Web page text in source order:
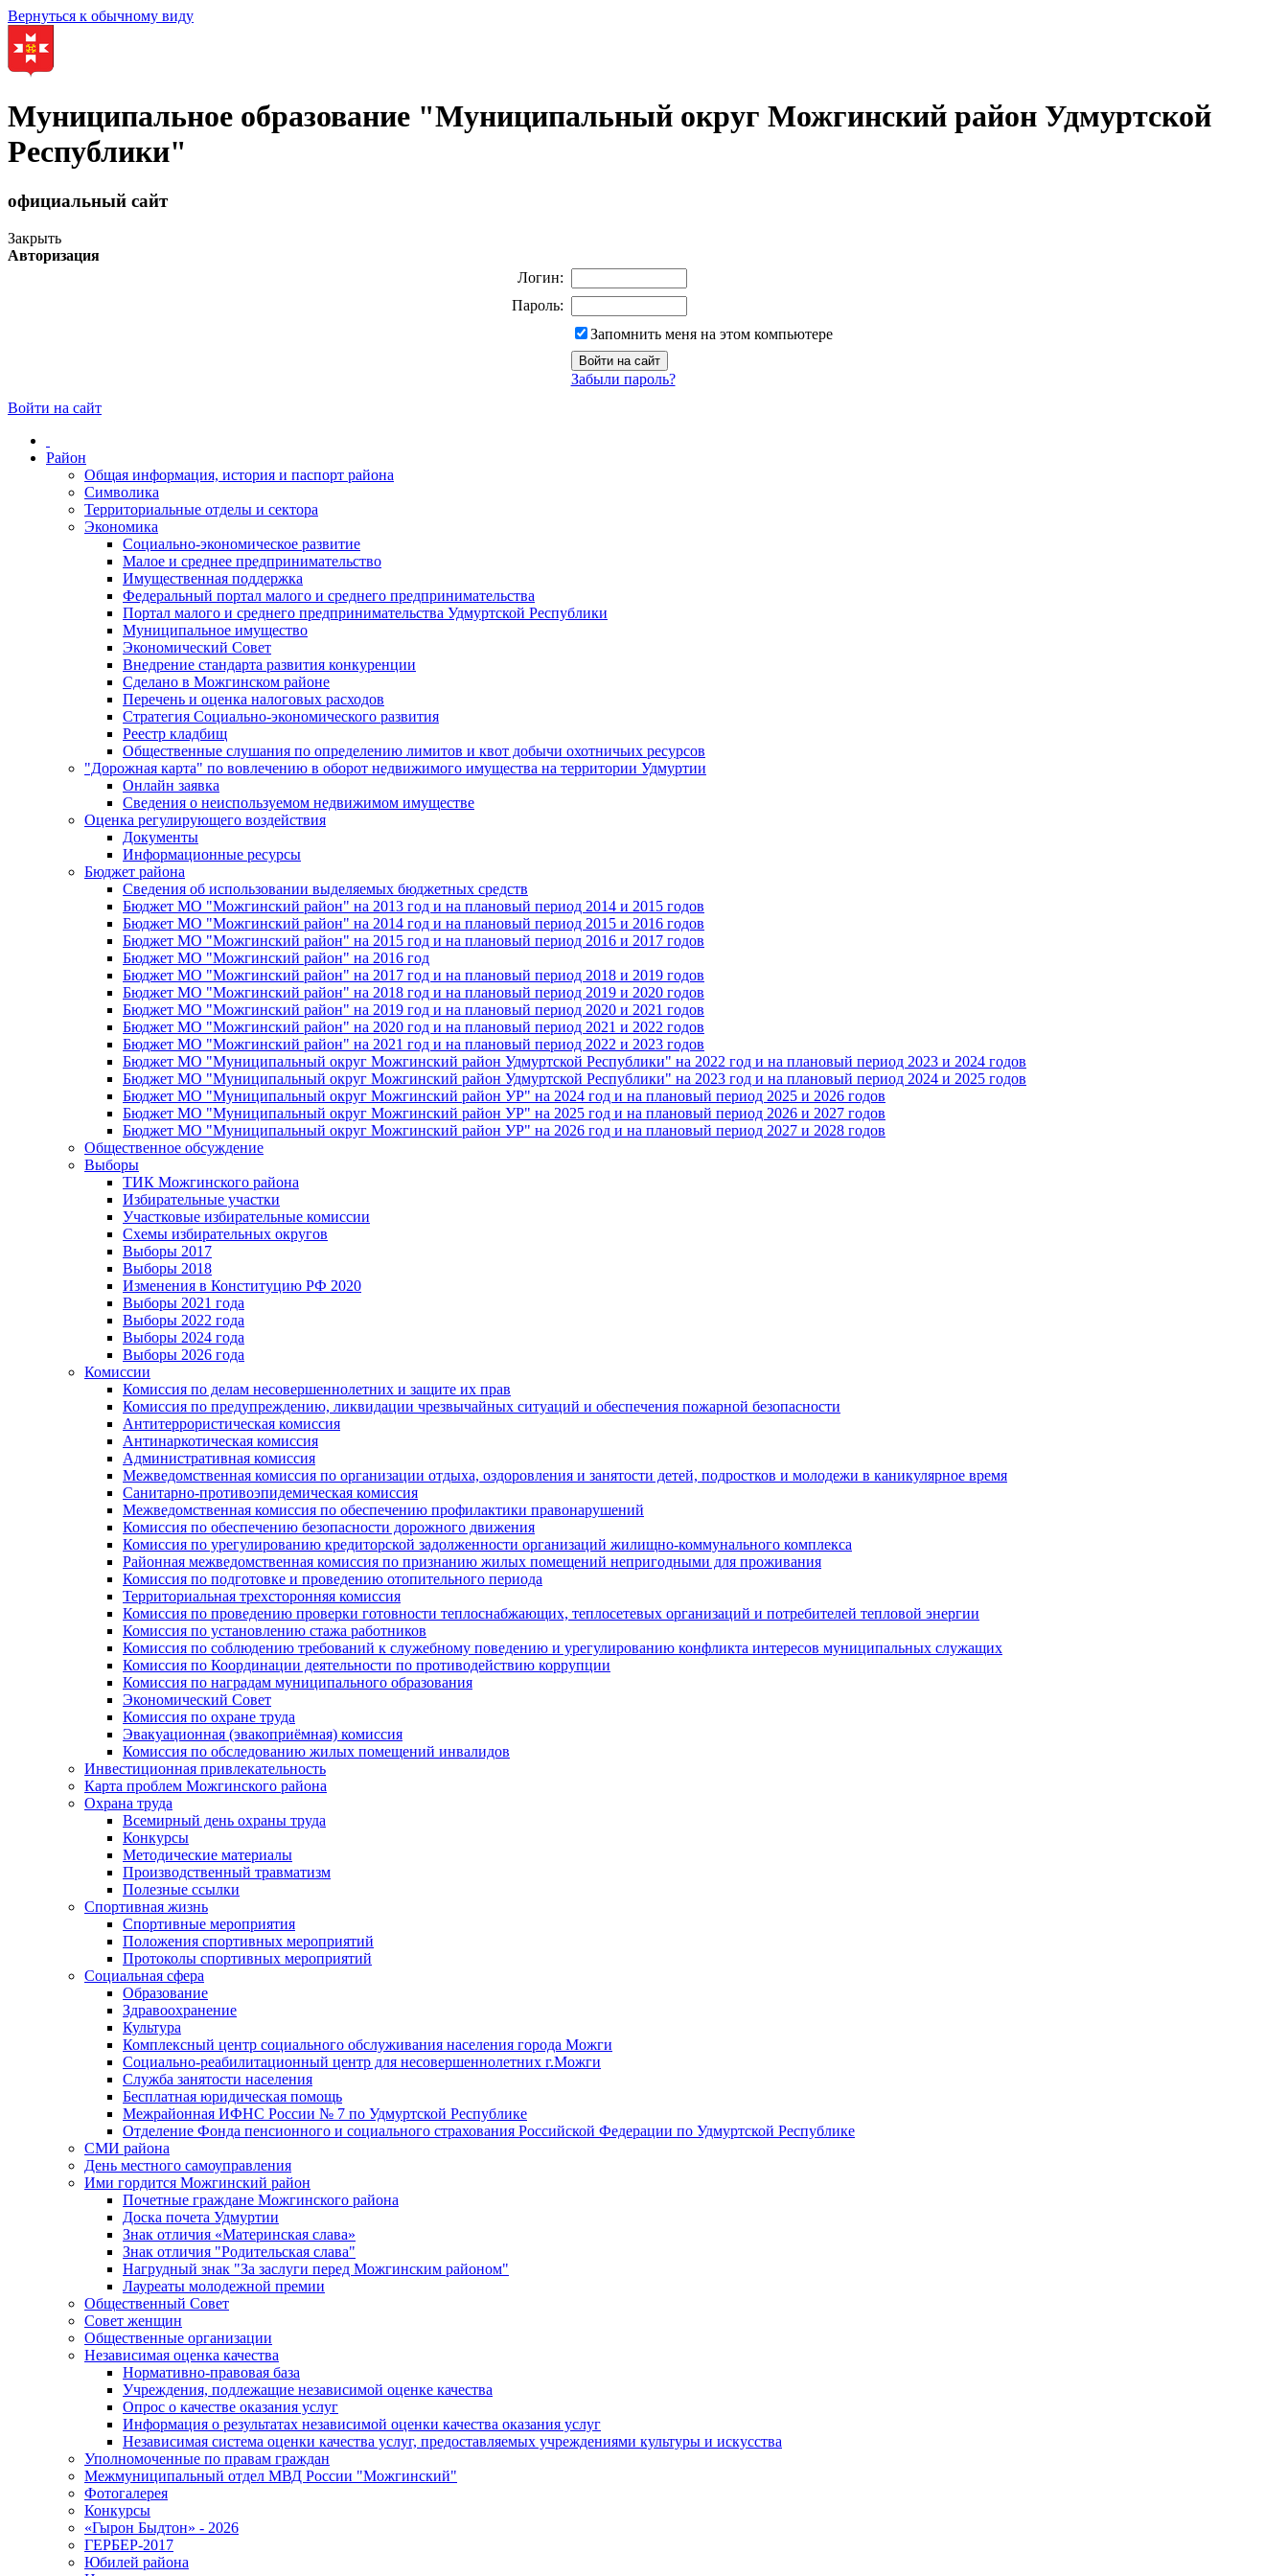
Вернуться к обычному виду
Муниципальное образование "Муниципальный округ Можгинский район Удмуртской
Республики"
официальный сайт
Закрыть
Авторизация
Логин:
Пароль:
Запомнить меня на этом компьютере
Забыли пароль?
Войти на сайт
Район
Общая информация, история и паспорт района
Символика
Территориальные отделы и сектора
Экономика
Социально-экономическое развитие
Малое и среднее предпринимательство
Имущественная поддержка
Федеральный портал малого и среднего предпринимательства
Портал малого и среднего предпринимательства Удмуртской Республики
Муниципальное имущество
Экономический Совет
Внедрение стандарта развития конкуренции
Сделано в Можгинском районе
Перечень и оценка налоговых расходов
Стратегия Социально-экономического развития
Реестр кладбищ
Общественные слушания по определению лимитов и квот добычи охотничьих ресурсов
"Дорожная карта" по вовлечению в оборот недвижимого имущества на территории Удмуртии
Онлайн заявка
Сведения о неиспользуемом недвижимом имуществе
Оценка регулирующего воздействия
Документы
Информационные ресурсы
Бюджет района
Сведения об использовании выделяемых бюджетных средств
Бюджет МО "Можгинский район" на 2013 год и на плановый период 2014 и 2015 годов
Бюджет МО "Можгинский район" на 2014 год и на плановый период 2015 и 2016 годов
Бюджет МО "Можгинский район" на 2015 год и на плановый период 2016 и 2017 годов
Бюджет МО "Можгинский район" на 2016 год
Бюджет МО "Можгинский район" на 2017 год и на плановый период 2018 и 2019 годов
Бюджет МО "Можгинский район" на 2018 год и на плановый период 2019 и 2020 годов
Бюджет МО "Можгинский район" на 2019 год и на плановый период 2020 и 2021 годов
Бюджет МО "Можгинский район" на 2020 год и на плановый период 2021 и 2022 годов
Бюджет МО "Можгинский район" на 2021 год и на плановый период 2022 и 2023 годов
Бюджет МО "Муниципальный округ Можгинский район Удмуртской Республики" на 2022 год и на плановый период 2023 и 2024 годов
Бюджет МО "Муниципальный округ Можгинский район Удмуртской Республики" на 2023 год и на плановый период 2024 и 2025 годов
Бюджет МО "Муниципальный округ Можгинский район УР" на 2024 год и на плановый период 2025 и 2026 годов
Бюджет МО "Муниципальный округ Можгинский район УР" на 2025 год и на плановый период 2026 и 2027 годов
Бюджет МО "Муниципальный округ Можгинский район УР" на 2026 год и на плановый период 2027 и 2028 годов
Общественное обсуждение
Выборы
ТИК Можгинского района
Избирательные участки
Участковые избирательные комиссии
Схемы избирательных округов
Выборы 2017
Выборы 2018
Изменения в Конституцию РФ 2020
Выборы 2021 года
Выборы 2022 года
Выборы 2024 года
Выборы 2026 года
Комиссии
Комиссия по делам несовершеннолетних и защите их прав
Комиссия по предупреждению, ликвидации чрезвычайных ситуаций и обеспечения пожарной безопасности
Антитеррористическая комиссия
Антинаркотическая комиссия
Административная комиссия
Межведомственная комиссия по организации отдыха, оздоровления и занятости детей, подростков и молодежи в каникулярное время
Санитарно-противоэпидемическая комиссия
Межведомственная комиссия по обеспечению профилактики правонарушений
Комиссия по обеспечению безопасности дорожного движения
Комиссия по урегулированию кредиторской задолженности организаций жилищно-коммунального комплекса
Районная межведомственная комиссия по признанию жилых помещений непригодными для проживания
Комиссия по подготовке и проведению отопительного периода
Территориальная трехсторонняя комиссия
Комиссия по проведению проверки готовности теплоснабжающих, теплосетевых организаций и потребителей тепловой энергии
Комиссия по установлению стажа работников
Комиссия по соблюдению требований к служебному поведению и урегулированию конфликта интересов муниципальных служащих
Комиссия по Координации деятельности по противодействию коррупции
Комиссия по наградам муниципального образования
Экономический Совет
Комиссия по охране труда
Эвакуационная (эвакоприёмная) комиссия
Комиссия по обследованию жилых помещений инвалидов
Инвестиционная привлекательность
Карта проблем Можгинского района
Охрана труда
Всемирный день охраны труда
Конкурсы
Методические материалы
Производственный травматизм
Полезные ссылки
Спортивная жизнь
Спортивные мероприятия
Положения спортивных мероприятий
Протоколы спортивных мероприятий
Социальная сфера
Образование
Здравоохранение
Культура
Комплексный центр социального обслуживания населения города Можги
Социально-реабилитационный центр для несовершеннолетних г.Можги
Служба занятости населения
Бесплатная юридическая помощь
Межрайонная ИФНС России № 7 по Удмуртской Республике
Отделение Фонда пенсионного и социального страхования Российской Федерации по Удмуртской Республике
СМИ района
День местного самоуправления
Ими гордится Можгинский район
Почетные граждане Можгинского района
Доска почета Удмуртии
Знак отличия «Материнская слава»
Знак отличия "Родительская слава"
Нагрудный знак "За заслуги перед Можгинским районом"
Лауреаты молодежной премии
Общественный Совет
Совет женщин
Общественные организации
Независимая оценка качества
Нормативно-правовая база
Учреждения, подлежащие независимой оценке качества
Опрос о качестве оказания услуг
Информация о результатах независимой оценки качества оказания услуг
Независимая система оценки качества услуг, предоставляемых учреждениями культуры и искусства
Уполномоченные по правам граждан
Межмуниципальный отдел МВД России "Можгинский"
Фотогалерея
Конкурсы
«Гырон Быдтон» - 2026
ГЕРБЕР-2017
Юбилей района